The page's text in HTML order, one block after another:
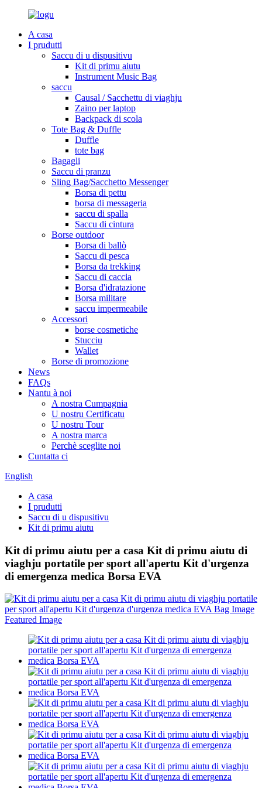
A casa
I prudutti
Saccu di u dispusitivu
Kit di primu aiutu
Instrument Music Bag
saccu
Causal / Sacchettu di viaghju
Zaino per laptop
Backpack di scola
Tote Bag & Duffle
Duffle
tote bag
Bagagli
Saccu di pranzu
Sling Bag/Sacchetto Messenger
Borsa di pettu
borsa di messageria
saccu di spalla
Saccu di cintura
Borse outdoor
Borsa di ballò
Saccu di pesca
Borsa da trekking
Saccu di caccia
Borsa d'idratazione
Borsa militare
saccu impermeabile
Accessori
borse cosmetiche
Stucciu
Wallet
Borse di promozione
News
FAQs
Nantu à noi
A nostra Cumpagnia
U nostru Certificatu
U nostru Tour
A nostra marca
Perchè sceglite noi
Cuntatta ci
English
A casa
I prudutti
Saccu di u dispusitivu
Kit di primu aiutu
Kit di primu aiutu per a casa Kit di primu aiutu di
viaghju portatile per sport all'apertu Kit d'urgenza
di emergenza medica Borsa EVA